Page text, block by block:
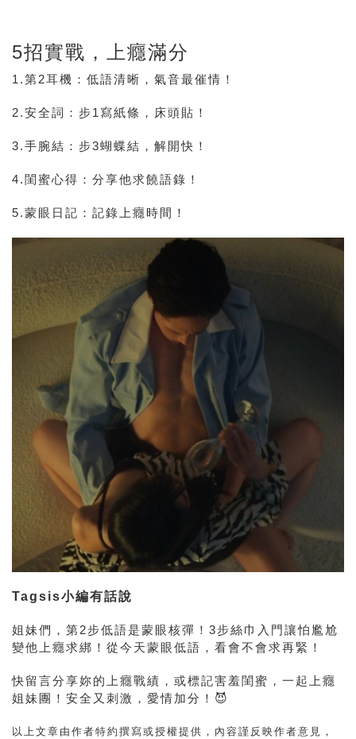
5招實戰，上癮滿分
1.第2耳機 ：低語清晰，氣音最催情！
2.安全詞 ：步1寫紙條，床頭貼！
3.手腕結 ：步3蝴蝶結，解開快！
4.閨蜜心得 ：分享他求饒語錄！
5.蒙眼日記 ：記錄上癮時間！
Tagsis小編有話說
姐妹們， 第2步低語是蒙眼核彈 ！3步絲巾入門讓怕尷尬
變他上癮求綁！從今天蒙眼低語，看會不會求再緊！
快留言分享妳的上癮戰績，或標記害羞閨蜜，一起上癮
姐妹團！安全又刺激，愛情加分！😈
以上文章由作者特約撰寫或授權提供，內容謹反映作者意見，